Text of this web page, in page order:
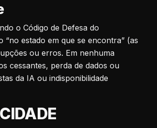
o Código de Defesa do
estado em que se encontra” (as
ou erros. Em nenhuma
cessantes, perda de dados ou
da IA ou indisponibilidade